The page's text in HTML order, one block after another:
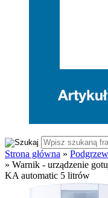
Strona główna »
» Warnik - urządzenie
KA automatic 5 litrów